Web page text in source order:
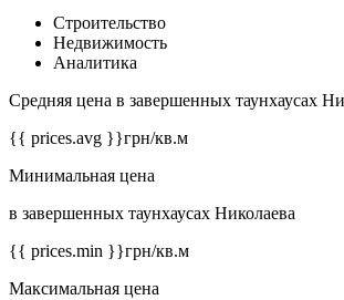
Строительство
Недвижимость
Аналитика
Средняя цена в завершенных таунхаусах
{{ prices.avg }}грн/кв.м
Минимальная цена
в завершенных таунхаусах Николаева
{{ prices.min }}грн/кв.м
Максимальная цена